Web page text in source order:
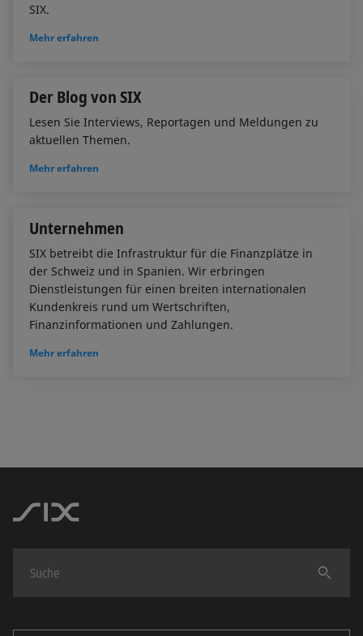
SIX.
Mehr erfahren
Der Blog von SIX
Lesen Sie Interviews, Reportagen und Meldungen zu
aktuellen Themen.
Mehr erfahren
Unternehmen
SIX betreibt die Infrastruktur für die Finanzplätze in
der Schweiz und in Spanien. Wir erbringen
Dienstleistungen für einen breiten internationalen
Kundenkreis rund um Wertschriften,
Finanzinformationen und Zahlungen.
Mehr erfahren
Finden